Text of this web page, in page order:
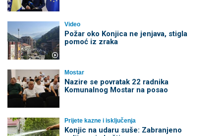
Video
Požar oko Konjica ne jenjava, stigla
pomoć iz zraka
Mostar
Nazire se povratak 22 radnika
Komunalnog Mostar na posao
Prijete kazne i isključenja
Konjic na udaru suše: Zabranjeno